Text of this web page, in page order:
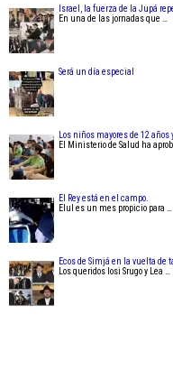
Israel, la fuerza de la Jupá
En una de las jornadas que …
Será un día especial
Los niños mayores de 12
El Ministerio de Salud ha
El Rey está en el campo.
Elul es un mes propicio para …
Ecos de Simjá en la vuelta de
Los queridos Iosi Srugo y Lea …